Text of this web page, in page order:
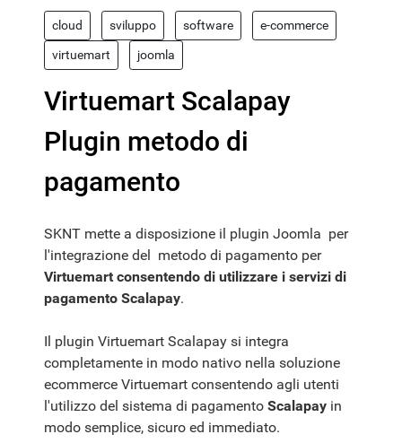
cloud sviluppo software e-commerce
virtuemart joomla
Virtuemart Scalapay
Plugin metodo di
pagamento
SKNT mette a disposizione il plugin Joomla per
l'integrazione del metodo di pagamento per
Virtuemart consentendo di utilizzare i servizi di
pagamento Scalapay.
Il plugin Virtuemart Scalapay si integra
completamente in modo nativo nella soluzione
ecommerce Virtuemart consentendo agli utenti
l'utilizzo del sistema di pagamento Scalapay in
modo semplice, sicuro ed immediato.